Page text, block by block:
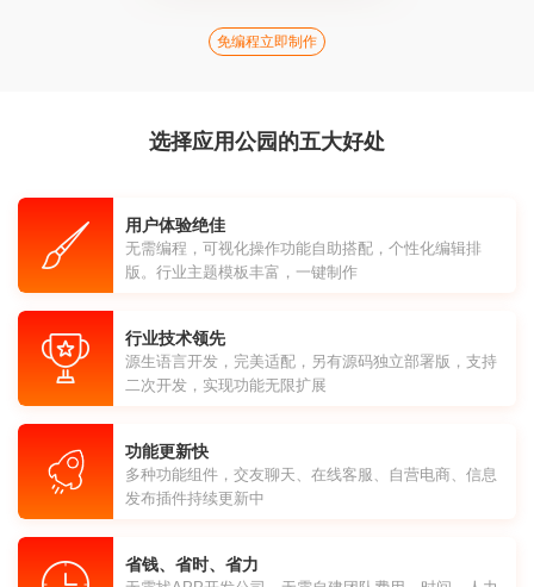
免编程立即制作
选择应用公园的五大好处
用户体验绝佳
无需编程，可视化操作功能自助搭配，个性化编辑排
版。行业主题模板丰富，一键制作
行业技术领先
源生语言开发，完美适配，另有源码独立部署版，支持
二次开发，实现功能无限扩展
功能更新快
多种功能组件，交友聊天、在线客服、自营电商、信息
发布插件持续更新中
省钱、省时、省力